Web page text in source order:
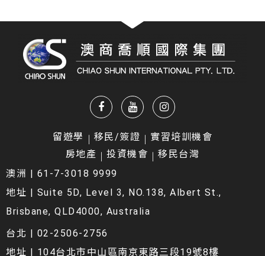
留遊學 移民/簽證
實習培訓機會
房地產
投資機會
移民台灣
澳洲 | 61-7-3018 9999
地址 | Suite 5D, Level 3, NO.138, Albert St.,
Brisbane, QLD4000, Australia
台北 | 02-2506-2756
地址 | 104台北市中山區南京東路三段19號8樓